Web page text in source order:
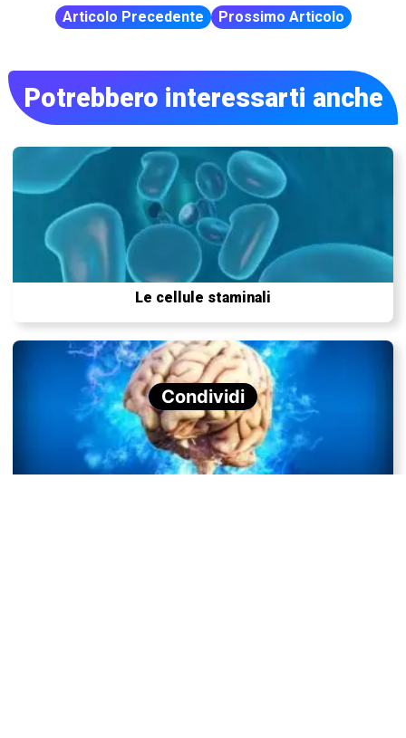
Articolo Precedente Prossimo Articolo
Potrebbero interessarti anche
Le cellule staminali
Condividi